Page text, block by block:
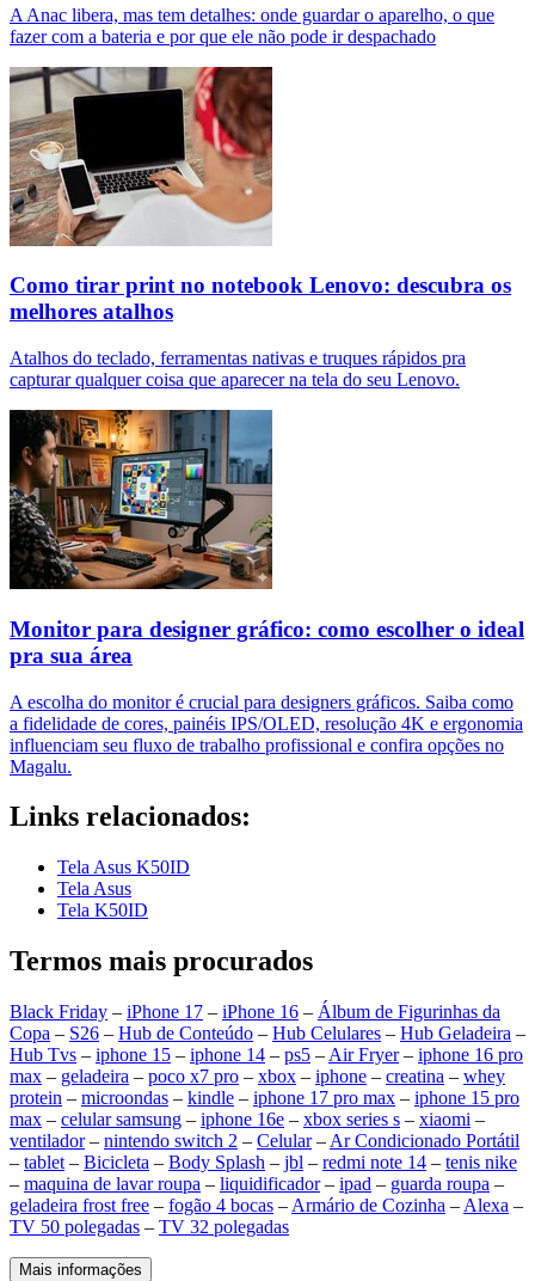
A Anac libera, mas tem detalhes: onde guardar o aparelho, o que
fazer com a bateria e por que ele não pode ir despachado
Como tirar print no notebook Lenovo: descubra os
melhores atalhos
Atalhos do teclado, ferramentas nativas e truques rápidos pra
capturar qualquer coisa que aparecer na tela do seu Lenovo.
Monitor para designer gráfico: como escolher o ideal
pra sua área
A escolha do monitor é crucial para designers gráficos. Saiba como
a fidelidade de cores, painéis IPS/OLED, resolução 4K e ergonomia
influenciam seu fluxo de trabalho profissional e confira opções no
Magalu.
Links relacionados:
Tela Asus K50ID
Tela Asus
Tela K50ID
Termos mais procurados
Black Friday – iPhone 17 – iPhone 16 – Álbum de Figurinhas da
Copa – S26 – Hub de Conteúdo – Hub Celulares – Hub Geladeira –
Hub Tvs – iphone 15 – iphone 14 – ps5 – Air Fryer– iphone 16 pro
max – geladeira – poco x7 pro – xbox – iphone – creatina – whey
protein – microondas – kindle – iphone 17 pro max – iphone 15 pro
max – celular samsung – iphone 16e – xbox series s – xiaomi –
ventilador– nintendo switch 2 – Celular– Ar Condicionado Portátil
– tablet – Bicicleta – Body Splash – jbl – redmi note 14 – tenis nike
– maquina de lavar roupa – liquidificador– ipad – guarda roupa –
geladeira frost free – fogão 4 bocas – Armário de Cozinha – Alexa –
TV 50 polegadas – TV 32 polegadas
Mais informações